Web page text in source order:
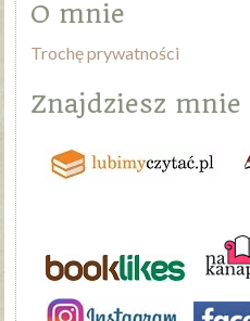
O mnie
Trochę prywatności
Znajdziesz